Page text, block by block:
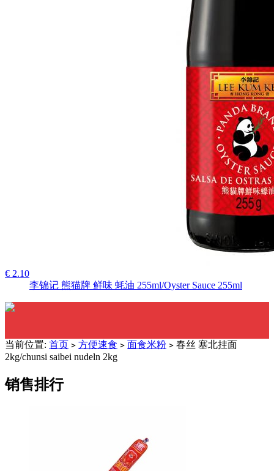
€ 2.10
李锦记 熊猫牌 鲜味 蚝油 255ml/Oyster Sauce 255ml
当前位置: 首页 > 方便速食 > 面食米粉 > 春丝 塞北挂面
2kg/chunsi saibei nudeln 2kg
销售排行